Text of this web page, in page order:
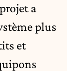
a
plus
et